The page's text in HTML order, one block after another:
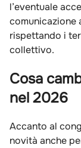
l’eventuale
comunicazione
rispettando i
collettivo.
Cosa
nel 2026
Accanto al
novità anche